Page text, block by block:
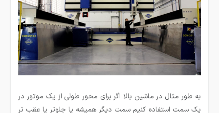
به طور مثال در ماشین بالا اگر برای محور طولی از یک موتور در
یک سمت استفاده کنیم سمت دیگر همیشه یا جلوتر یا عقب تر